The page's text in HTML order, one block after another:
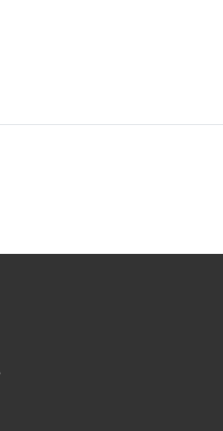
Twitter